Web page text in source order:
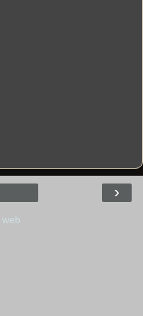
›